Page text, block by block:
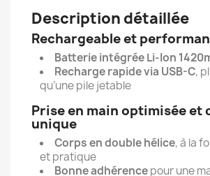
Description détaillée
Rechargeable et
Batterie intégrée Li-Ion
Recharge rapide via USB-C,
qu’une pile jetable
Prise en main optimisée et
unique
Corps en double hélice, à la
et pratique
Bonne adhérencepour une